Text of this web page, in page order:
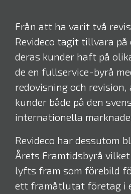
Från att ha varit två
Revideco tagit tillvara
deras kunder haft på
de en fullservice-byrå
redovisning och
kunder både på den
internationella
Revideco har dessutom
Årets Framtidsbyrå
lyfts fram som förebild
ett framåtlutat företag i